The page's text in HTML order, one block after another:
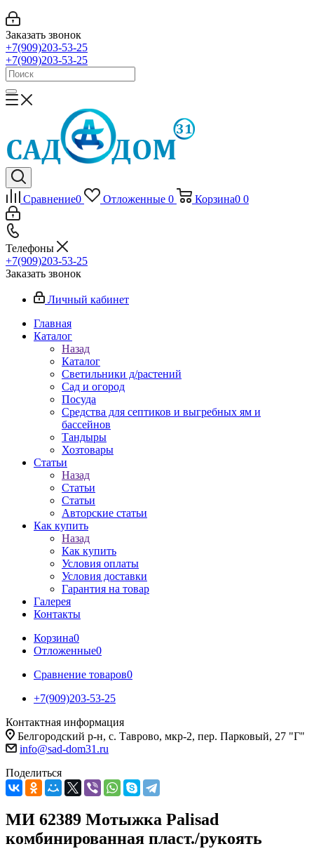
Заказать звонок
+7(909)203-53-25
+7(909)203-53-25
Сравнение0 Отложенные 0 Корзина0 0
Телефоны
+7(909)203-53-25
Заказать звонок
Личный кабинет
Главная
Каталог
Назад
Каталог
Светильники д/растений
Сад и огород
Посуда
Средства для септиков и выгребных ям и
бассейнов
Тандыры
Хозтовары
Статьи
Назад
Статьи
Статьи
Авторские статьи
Как купить
Назад
Как купить
Условия оплаты
Условия доставки
Гарантия на товар
Галерея
Контакты
Корзина0
Отложенные0
Сравнение товаров0
+7(909)203-53-25
Контактная информация
Белгородский р-н, с. Таврово, мкр-2, пер. Парковый, 27 "Г"
info@sad-dom31.ru
Поделиться
МИ 62389 Мотыжка Palisad
комбинированная пласт./рукоять